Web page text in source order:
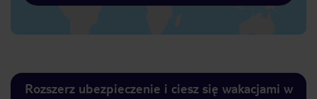
Rozszerz ubezpieczenie i ciesz się wakacjami w